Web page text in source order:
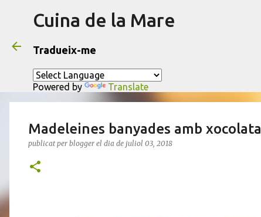
Cuina de la Mare
Tradueix-me
Powered by Translate
Madeleines banyades amb xocolata
publicat per blogger el dia de juliol 03, 2018